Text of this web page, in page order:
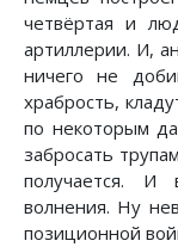
четвёртая и
артиллерии. И,
ничего не
храбрость,
по некоторым
забросать
получается. И
волнения. Ну
позиционной